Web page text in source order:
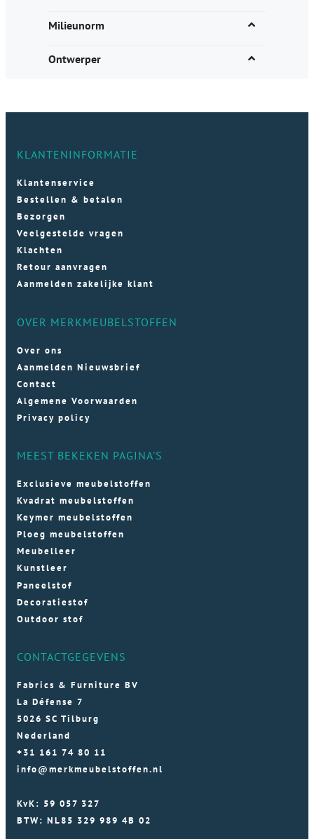
Milieunorm
Ontwerper
KLANTENINFORMATIE
Klantenservice
Bestellen & betalen
Bezorgen
Veelgestelde vragen
Klachten
Retour aanvragen
Aanmelden zakelijke klant
OVER MERKMEUBELSTOFFEN
Over ons
Aanmelden Nieuwsbrief
Contact
Algemene Voorwaarden
Privacy policy
MEEST BEKEKEN PAGINA'S
Exclusieve meubelstoffen
Kvadrat meubelstoffen
Keymer meubelstoffen
Ploeg meubelstoffen
Meubelleer
Kunstleer
Paneelstof
Decoratiestof
Outdoor stof
CONTACTGEGEVENS
Fabrics & Furniture BV
La Défense 7
5026 SC Tilburg
Nederland
+31 161 74 80 11
info@merkmeubelstoffen.nl
KvK: 59 057 327
BTW: NL85 329 989 4B 02